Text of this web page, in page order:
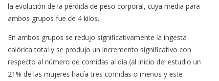
la evolución de la pérdida de peso corporal, cuya media para
ambos grupos fue de 4 kilos.
En ambos grupos se redujo significativamente la ingesta
calórica total y se produjo un incremento significativo con
respecto al número de comidas al día (al inicio del estudio un
21% de las mujeres hacía tres comidas o menos y este